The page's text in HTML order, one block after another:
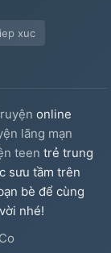
- 1)
- 2)
xuc
online
lãng mạn
teen trẻ trung
sưu tầm trên
bè để cùng
nhé!